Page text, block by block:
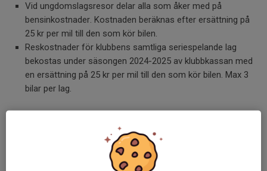
Vid ungdomslagsresor delar alla som åker med på
bensinkostnader. Kostnaden beräknas efter ersättning på
25 kr per mil till den som kör bilen.
Reskostnader för klubbens samtliga seriespelande lag
bekostas under säsongen 2024-2025 av klubbkassan med
en ersättning på 25 kr per mil till den som kör bilen. Max 3
bilar per lag.
Vid deltagande på utvecklingsläger eller landslagsläger dit
spelare kallas av RTC eller RIG kan spelare ansöka om att
få halva deltagaravgiften betald.